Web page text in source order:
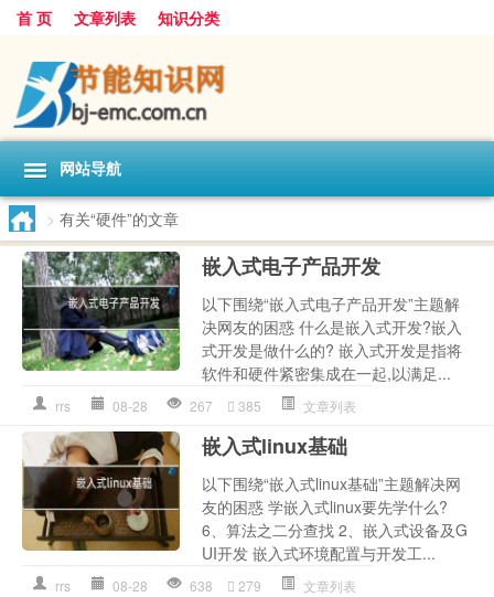
首 页 文章列表 知识分类
网站导航
> 有关“硬件”的文章
嵌入式电子产品开发
以下围绕“嵌入式电子产品开发”主题解
决网友的困惑 什么是嵌入式开发?嵌入
式开发是做什么的? 嵌入式开发是指将
软件和硬件紧密集成在一起,以满足...
rrs 08-28 267 385 文章列表
嵌入式linux基础
以下围绕“嵌入式linux基础”主题解决网
友的困惑 学嵌入式linux要先学什么?
6、算法之二分查找 2、嵌入式设备及G
UI开发 嵌入式环境配置与开发工...
rrs 08-28 638 279 文章列表